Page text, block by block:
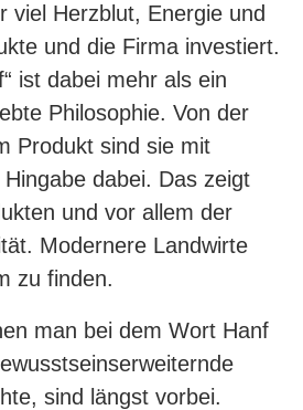
viel Herzblut, Energie und
und die Firma investiert.
ist dabei mehr als ein
Philosophie. Von der
Produkt sind sie mit
dabei. Das zeigt
und vor allem der
Modernere Landwirte
zu finden.
man bei dem Wort Hanf
sind längst vorbei.